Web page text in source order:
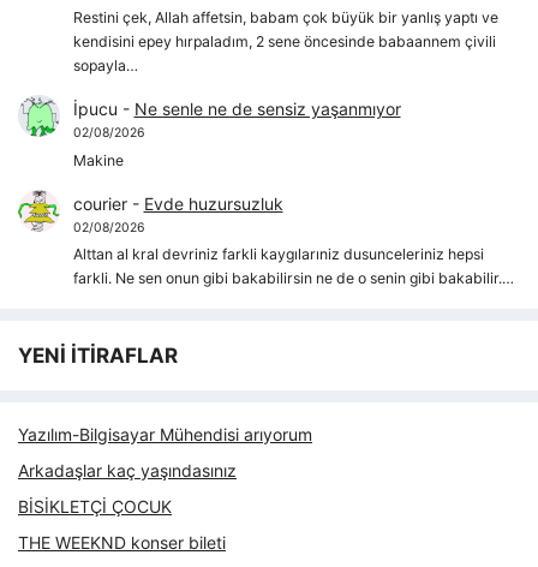
Restini çek, Allah affetsin, babam çok büyük bir yanlış yaptı ve
kendisini epey hırpaladım, 2 sene öncesinde babaannem çivili
sopayla…
İpucu - Ne senle ne de sensiz yaşanmıyor
02/08/2026
Makine
courier- Evde huzursuzluk
02/08/2026
Alttan al kral devriniz farkli kaygılarıniz dusunceleriniz hepsi
farkli. Ne sen onun gibi bakabilirsin ne de o senin gibi bakabilir.…
YENİ İTİRAFLAR
Yazılım-Bilgisayar Mühendisi arıyorum
Arkadaşlar kaç yaşındasınız
BİSİKLETÇİ ÇOCUK
THE WEEKND konser bileti